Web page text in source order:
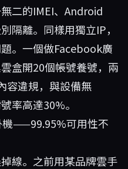
二的IMEI、Android
隔離。同樣用獨立IP，
。一個做Facebook廣
盒開20個帳號養號，兩
容違規，與設備無
率高達30%。
機——99.95%可用性不
線。之前用某品牌雲手